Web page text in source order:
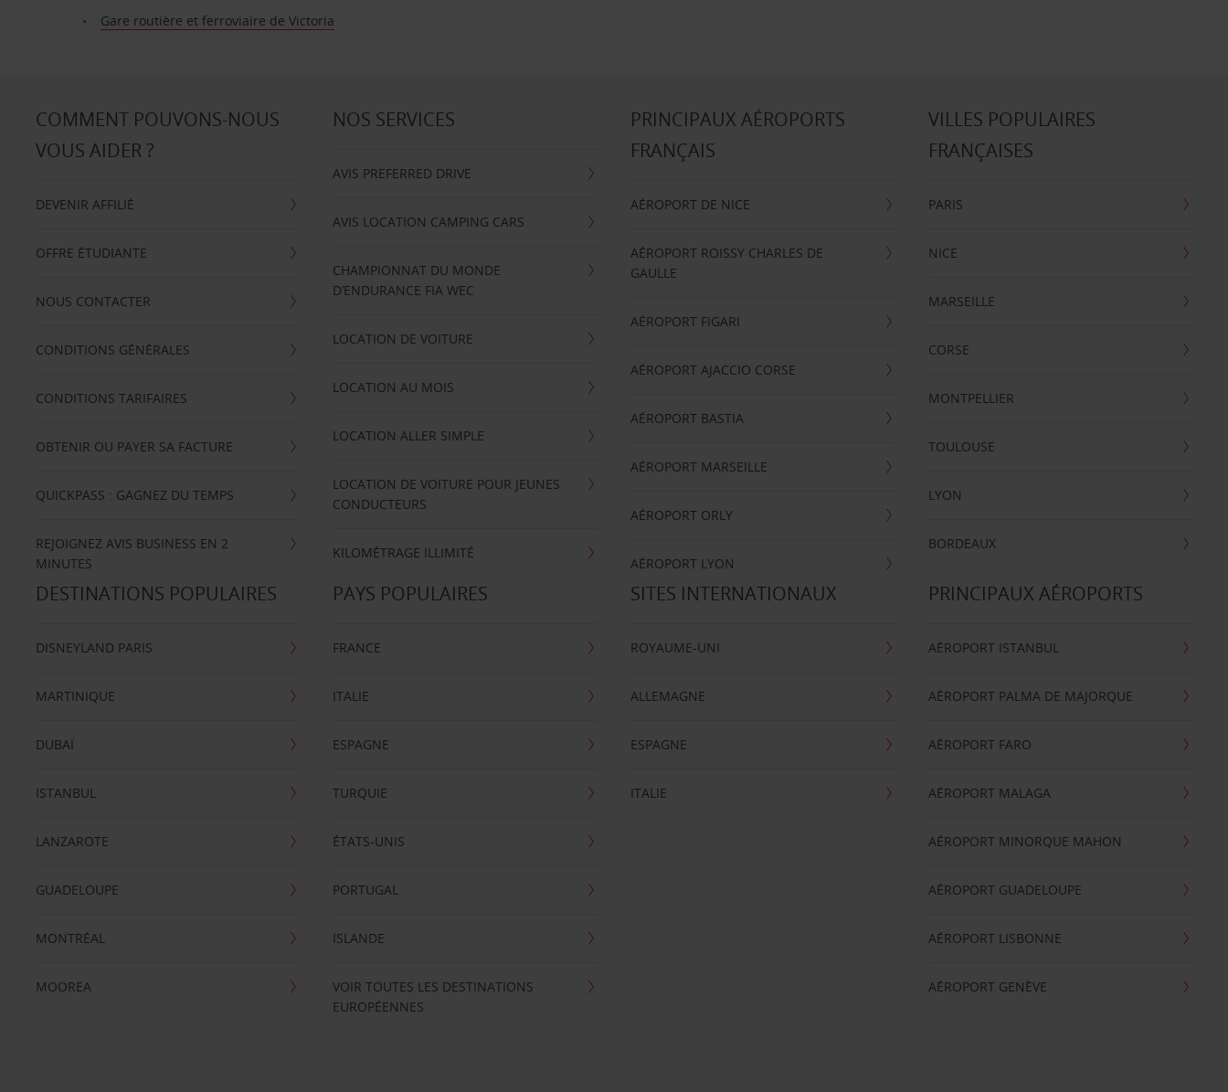
Gare routière et ferroviaire de Victoria
COMMENT POUVONS-NOUS
VOUS AIDER ?
DEVENIR AFFILIÉ
OFFRE ÉTUDIANTE
NOUS CONTACTER
CONDITIONS GÉNÉRALES
CONDITIONS TARIFAIRES
OBTENIR OU PAYER SA FACTURE
QUICKPASS : GAGNEZ DU TEMPS
REJOIGNEZ AVIS BUSINESS EN 2
MINUTES
NOS SERVICES
AVIS PREFERRED DRIVE
AVIS LOCATION CAMPING CARS
CHAMPIONNAT DU MONDE
D’ENDURANCE FIA WEC
LOCATION DE VOITURE
LOCATION AU MOIS
LOCATION ALLER SIMPLE
LOCATION DE VOITURE POUR JEUNES
CONDUCTEURS
KILOMÉTRAGE ILLIMITÉ
PRINCIPAUX AÉROPORTS
FRANÇAIS
AÉROPORT DE NICE
AÉROPORT ROISSY CHARLES DE
GAULLE
AÉROPORT FIGARI
AÉROPORT AJACCIO CORSE
AÉROPORT BASTIA
AÉROPORT MARSEILLE
AÉROPORT ORLY
AÉROPORT LYON
VILLES POPULAIRES
FRANÇAISES
PARIS
NICE
MARSEILLE
CORSE
MONTPELLIER
TOULOUSE
LYON
BORDEAUX
DESTINATIONS POPULAIRES
DISNEYLAND PARIS
MARTINIQUE
DUBAÏ
ISTANBUL
LANZAROTE
GUADELOUPE
MONTRÉAL
MOOREA
PAYS POPULAIRES
FRANCE
ITALIE
ESPAGNE
TURQUIE
ÉTATS-UNIS
PORTUGAL
ISLANDE
VOIR TOUTES LES DESTINATIONS
EUROPÉENNES
SITES INTERNATIONAUX
ROYAUME-UNI
ALLEMAGNE
ESPAGNE
ITALIE
PRINCIPAUX AÉROPORTS
AÉROPORT ISTANBUL
AÉROPORT PALMA DE MAJORQUE
AÉROPORT FARO
AÉROPORT MALAGA
AÉROPORT MINORQUE MAHON
AÉROPORT GUADELOUPE
AÉROPORT LISBONNE
AÉROPORT GENÈVE